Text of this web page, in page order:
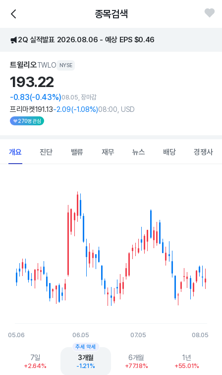
종목검색
2Q 실적발표 2026.08.06 - 예상 EPS $0.46
트윌리오TWLO NYSE
193.22
-0.83(-0.43%)08.05, 장마감
프리마켓191.13-2.09(-1.08%)08:00, USD
270명 관심
개요 진단 밸류 재무 뉴스 배당 경쟁사
View as data table, Chart
The chart has 1 X axis displaying Time. Data ranges from
The chart has 1 Y axis displaying values. Data ranges from 179.2
05.06 06.05 07.05 08.05
End of interactive chart.
7일
+2.64%
3개월
-1.21%
추세 약세
6개월
+77.18%
1년
+55.01%